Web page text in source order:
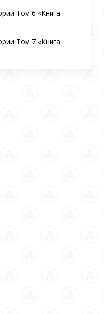
Том 6 «Книга
Том 7 «Книга